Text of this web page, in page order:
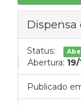
Dispensa
Status:
Abertura:
Publicado